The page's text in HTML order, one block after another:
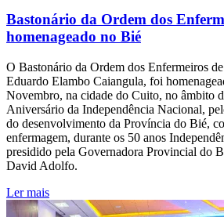
Bastonário da Ordem dos
homenageado no Bié
O Bastonário da Ordem dos Enfermeiros
Eduardo Elambo Caiangula, foi
Novembro, na cidade do Cuito, no âmbito
Aniversário da Independência Nacional,
do desenvolvimento da Província do Bié,
enfermagem, durante os 50 anos
presidido pela Governadora Provincial do
David Adolfo.
Ler mais